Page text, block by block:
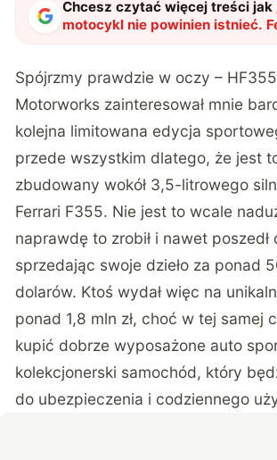
Chcesz czytać więcej treści jak
motocykl nie powinien istnieć.
oddało mu serce za ponad 1,8
Spójrzmy prawdzie w oczy –
Motorworks zainteresował mnie
kolejna limitowana edycja
przede wszystkim dlatego, że jest
zbudowany wokół 3,5-litrowego
Ferrari F355. Nie jest to wcale
naprawdę to zrobił i nawet poszedł
sprzedając swoje dzieło za ponad
dolarów. Ktoś wydał więc na
ponad 1,8 mln zł, choć w tej samej
kupić dobrze wyposażone auto
kolekcjonerski samochód, który
do ubezpieczenia i codziennego